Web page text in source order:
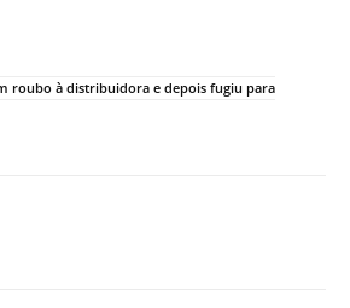
roubo à distribuidora e depois fugiu para